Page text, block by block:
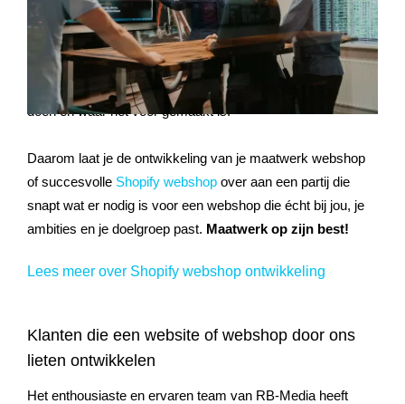
komende jaren niet anders zijn. Consumenten zijn steeds
meer thuis in de wereld van e-commerce en verwachten
vlotte online shopervaring
. Voor jou is het dus vooral
belangrijk dat alles binnen je webshop doet wat het moet
doen en waar het voor gemaakt is.
Daarom laat je de ontwikkeling van je maatwerk webshop
of succesvolle Shopify webshop over aan een partij die
snapt wat er nodig is voor een webshop die écht bij jou, je
ambities en je doelgroep past. Maatwerk op zijn best!
Lees meer over Shopify webshop ontwikkeling
Klanten die een website of webshop door ons
lieten ontwikkelen
Het enthousiaste en ervaren team van RB-Media heeft